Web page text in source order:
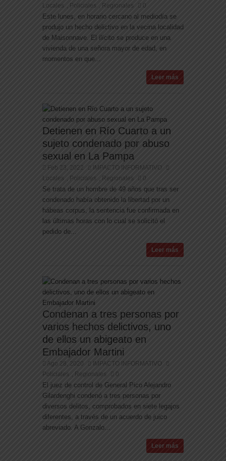
Locales
Policiales Regionales 0
Este lunes, en horario cercano al mediodía se
produjo un hecho delictivo en la vecina localidad
de Maisonnave. El ilícito se produce en una
vivienda de una señora mayor de edad, en
momentos en que...
Leer más
Detienen en Río Cuarto a un
sujeto condenado por abuso
sexual en La Pampa
Feb 23, 2022
IMPACTO INFORMATIVO
Locales
Policiales Regionales 0
Se trata de un hombre de 49 años que tras ser
condenado había obtenido la libertad por un
hábeas corpus, la sentencia fue confirmada en
las últimas horas con lo cual se solicitó el
pedido de...
Leer más
Condenan a tres personas por
varios hechos delictivos, uno
de ellos un abigeato en
Embajador Martini
Ago 28, 2020
IMPACTO INFORMATIVO
Policiales
Regionales 0
El juez de control de General Pico Alejandro
Gilardenghi condenó a tres personas por
diversos delitos, comprobados en siete legajos
diferentes, a través de un acuerdo de juico
abreviado. A Gonzalo...
Leer más